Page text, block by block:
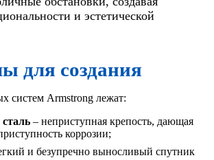
и эстетической
для создания
систем Armstrong лежат:
– неприступная крепость, дающая
коррозии;
и безупречно выносливый спутник